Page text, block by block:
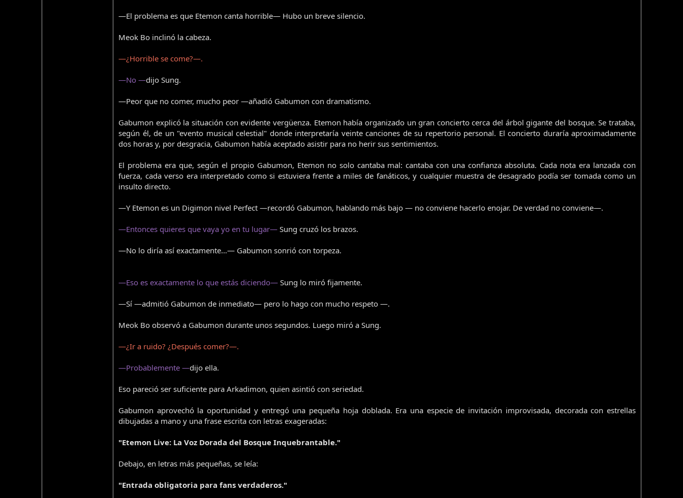
—El problema es que Etemon canta horrible— Hubo un breve silencio.
Meok Bo inclinó la cabeza.
—¿Horrible se come?—.
—No —dijo Sung.
—Peor que no comer, mucho peor —añadió Gabumon con dramatismo.
Gabumon explicó la situación con evidente vergüenza. Etemon había organizado un gran concierto cerca del árbol gigante del bosque. Se trataba,
según él, de un "evento musical celestial" donde interpretaría veinte canciones de su repertorio personal. El concierto duraría aproximadamente
dos horas y, por desgracia, Gabumon había aceptado asistir para no herir sus sentimientos.
El problema era que, según el propio Gabumon, Etemon no solo cantaba mal: cantaba con una confianza absoluta. Cada nota era lanzada con
fuerza, cada verso era interpretado como si estuviera frente a miles de fanáticos, y cualquier muestra de desagrado podía ser tomada como un
insulto directo.
—Y Etemon es un Digimon nivel Perfect —recordó Gabumon, hablando más bajo — no conviene hacerlo enojar. De verdad no conviene—.
—Entonces quieres que vaya yo en tu lugar— Sung cruzó los brazos.
—No lo diría así exactamente…— Gabumon sonrió con torpeza.
—Eso es exactamente lo que estás diciendo— Sung lo miró fijamente.
—Sí —admitió Gabumon de inmediato— pero lo hago con mucho respeto —.
Meok Bo observó a Gabumon durante unos segundos. Luego miró a Sung.
—¿Ir a ruido? ¿Después comer?—.
—Probablemente —dijo ella.
Eso pareció ser suficiente para Arkadimon, quien asintió con seriedad.
Gabumon aprovechó la oportunidad y entregó una pequeña hoja doblada. Era una especie de invitación improvisada, decorada con estrellas
dibujadas a mano y una frase escrita con letras exageradas:
"Etemon Live: La Voz Dorada del Bosque Inquebrantable."
Debajo, en letras más pequeñas, se leía:
"Entrada obligatoria para fans verdaderos."